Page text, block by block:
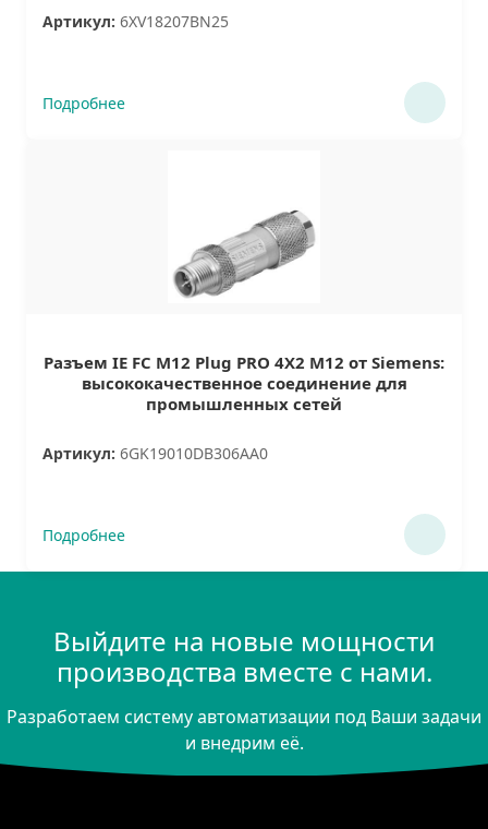
Артикул: 6XV18207BN25
Подробнее
Разъем IE FC M12 Plug PRO 4X2 М12 от Siemens:
высококачественное соединение для
промышленных сетей
Артикул: 6GK19010DB306AA0
Подробнее
Выйдите на новые мощности
производства вместе с нами.
Разработаем систему автоматизации под Ваши задачи
и внедрим её.